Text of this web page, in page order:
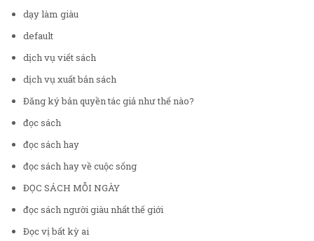
dạy làm giàu
default
dịch vụ viết sách
dịch vụ xuất bản sách
Đăng ký bản quyền tác giả như thế nào?
đọc sách
đọc sách hay
đọc sách hay về cuộc sống
ĐỌC SÁCH MỖI NGÀY
đọc sách người giàu nhất thế giới
Đọc vị bất kỳ ai